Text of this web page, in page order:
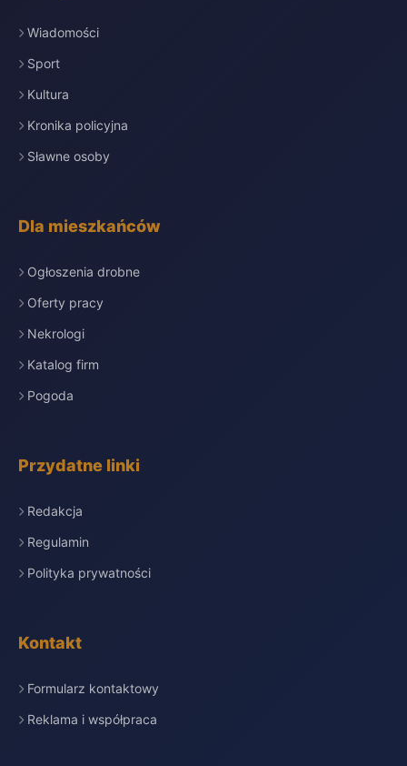
Wiadomości
Sport
Kultura
Kronika policyjna
Sławne osoby
Dla mieszkańców
Ogłoszenia drobne
Oferty pracy
Nekrologi
Katalog firm
Pogoda
Przydatne linki
Redakcja
Regulamin
Polityka prywatności
Kontakt
Formularz kontaktowy
Reklama i współpraca